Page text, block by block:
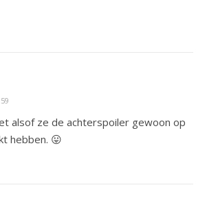
alsof ze de achterspoiler gewoon op
hebben. 😛